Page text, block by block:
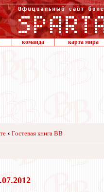
команда карта мира
‹ Гостевая книга ВВ